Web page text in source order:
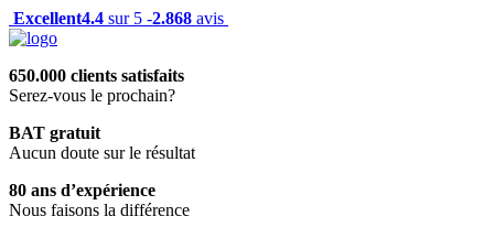
Excellent4.4 sur 5 -2.868 avis
650.000 clients satisfaits
Serez-vous le prochain?
BAT gratuit
Aucun doute sur le résultat
80 ans d’expérience
Nous faisons la différence